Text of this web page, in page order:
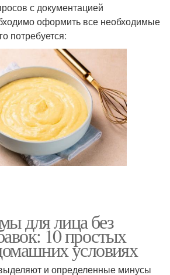
с документацией
оформить все необходимые
потребуется:
для лица без
10 простых
условиях
и определенные минусы